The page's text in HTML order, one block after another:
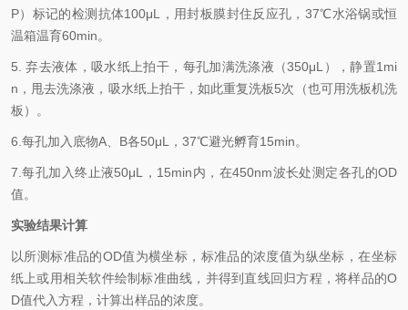
P）标记的检测抗体100μL ，用封板膜封住反应孔， 37℃水浴锅或恒
温箱温育60min。
5. 弃去液体，吸水纸上拍干，每孔加满洗涤液 （350μL ） ，静置1mi
n ，甩去洗涤液，吸水纸上拍干，如此重复洗板5次（也可用洗板机洗
板）。
6. 每孔加入底物A B各50μL ， 37℃避光孵育15min。
7. 每孔加入终止液50μL ， 15min内，在450nm波长处测定各孔的OD
值。
实验结果计算
以所测标准品的OD值为横坐标， 标准品的浓度值为纵坐标，在坐标
纸上或用相关软件绘制标准曲线 ，并得到直线回归方程 ，将样品的O
D值代入方程，计算出样品的浓度。